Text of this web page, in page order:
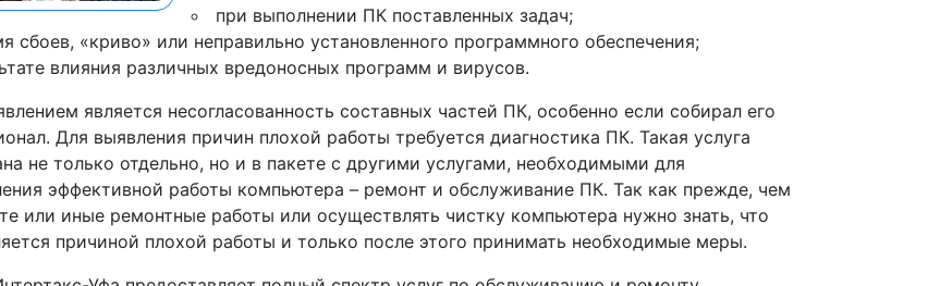
при выполнении ПК поставленных задач;
сбоев, «криво» или неправильно установленного программного обеспечения;
влияния различных вредоносных программ и вирусов.
является несогласованность составных частей ПК, особенно если собирал его
Для выявления причин плохой работы требуется диагностика ПК. Такая услуга
не только отдельно, но и в пакете с другими услугами, необходимыми для
эффективной работы компьютера – ремонт и обслуживание ПК. Так как прежде, чем
или иные ремонтные работы или осуществлять чистку компьютера нужно знать, что
причиной плохой работы и только после этого принимать необходимые меры.